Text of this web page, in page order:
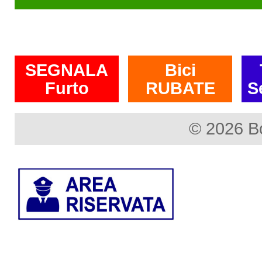
SEGNALA
Furto
Bici
RUBATE
© 2026